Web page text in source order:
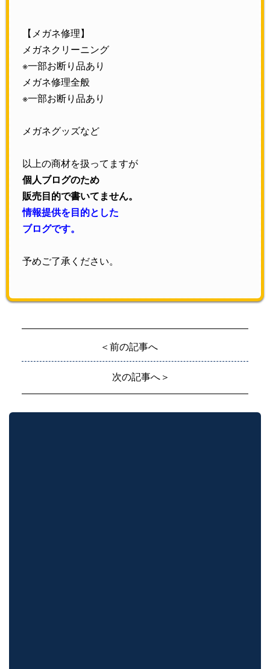
【メガネ修理】
メガネクリーニング
※一部お断り品あり
メガネ修理全般
※一部お断り品あり
メガネグッズなど
以上の商材を扱ってますが
個人ブログのため
販売目的で書いてません。
情報提供を目的とした
ブログです。
予めご了承ください。
＜前の記事へ
次の記事へ＞